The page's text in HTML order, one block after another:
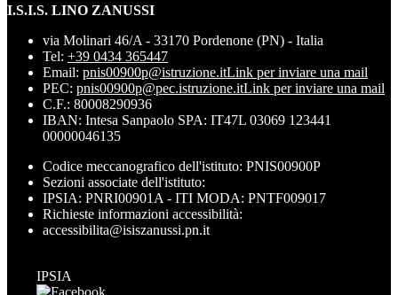
I.S.I.S. LINO ZANUSSI
via Molinari 46/A - 33170 Pordenone (PN) - Italia
Tel: +39 0434 365447
Email: pnis00900p@istruzione.itLink per inviare una mail
PEC: pnis00900p@pec.istruzione.itLink per inviare una mail
C.F.: 80008290936
IBAN: Intesa Sanpaolo SPA: IT47L 03069 123441
00000046135
Codice meccanografico dell'istituto: PNIS00900P
Sezioni associate dell'istituto:
IPSIA: PNRI00901A - ITI MODA: PNTF009017
Richieste informazioni accessibilità:
accessibilita@isiszanussi.pn.it
IPSIA